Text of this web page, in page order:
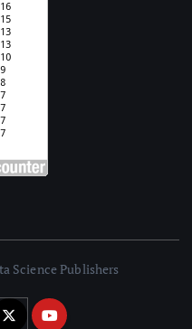
Science Publishers